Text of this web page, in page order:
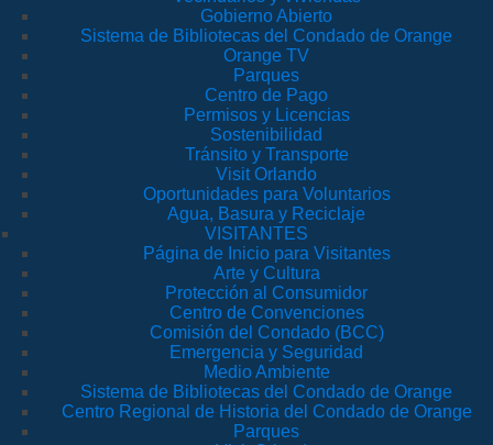
Gobierno Abierto
Sistema de Bibliotecas del Condado de Orange
Orange TV
Parques
Centro de Pago
Permisos y Licencias
Sostenibilidad
Tránsito y Transporte
Visit Orlando
Oportunidades para Voluntarios
Agua, Basura y Reciclaje
VISITANTES
Página de Inicio para Visitantes
Arte y Cultura
Protección al Consumidor
Centro de Convenciones
Comisión del Condado (BCC)
Emergencia y Seguridad
Medio Ambiente
Sistema de Bibliotecas del Condado de Orange
Centro Regional de Historia del Condado de Orange
Parques